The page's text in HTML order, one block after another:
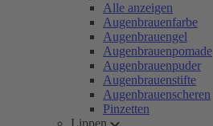
Alle anzeigen
Augenbrauenfarbe
Augenbrauengel
Augenbrauenpomade
Augenbrauenpuder
Augenbrauenstifte
Augenbrauenscheren
Pinzetten
Lippen